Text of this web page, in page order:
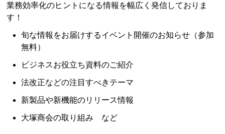
業務効率化のヒントになる情報を幅広く発信しておりま
す！
旬な情報をお届けするイベント開催のお知らせ（参加
無料）
ビジネスお役立ち資料のご紹介
法改正などの注目すべきテーマ
新製品や新機能のリリース情報
大塚商会の取り組み など